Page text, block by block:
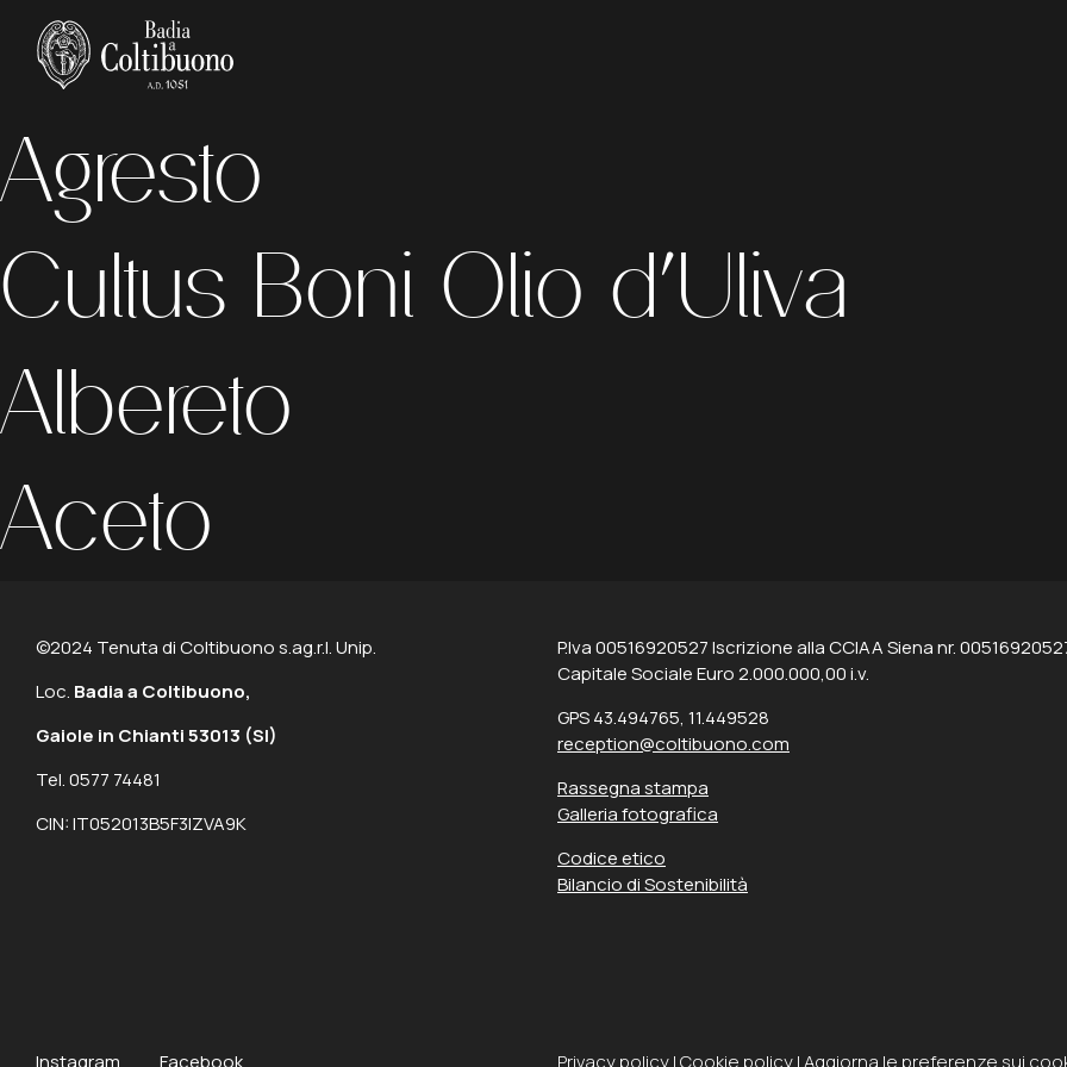
1° Franto
Agresto
Cultus Boni Olio d’Uliva
Albereto
Aceto
©2024 Tenuta di Coltibuono s.ag.r.l. Unip.
Loc. Badia a Coltibuono,
Gaiole in Chianti 53013 (SI)
Tel. 0577 74481
CIN: IT052013B5F3IZVA9K
P.Iva 00516920527 Iscrizione alla CCIAA Siena nr.
Capitale Sociale Euro 2.000.000,00 i.v.
GPS 43.494765, 11.449528
reception@coltibuono.com
Rassegna stampa
Galleria fotografica
Codice etico
Bilancio di Sostenibilità
Privacy policy|Cookie policy|Aggiorna le preferenze sui
Instagram Facebook